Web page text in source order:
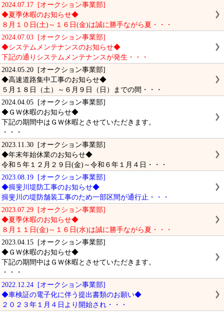
2024.07.17 [オークション事業部]
◆夏季休暇のお知らせ◆
８月１０日(土)～１６日(金)は誠に勝手ながら夏・・・
2024.07.03 [オークション事業部]
◆システムメンテナンスのお知らせ◆
下記の通りシステムメンテナンスが発生・・・
2024.05.20 [オークション事業部]
◆高速道路集中工事のお知らせ◆
５月１８日（土）～６月９日（日）までの間・・・
2024.04.05 [オークション事業部]
◆ＧＷ休暇のお知らせ◆
下記の期間中はＧＷ休暇とさせていただきます。
・・・
2023.11.30 [オークション事業部]
◆年末年始休業のお知らせ◆
令和５年１２月２９日(金)～令和６年１月４日・・・
2023.08.19 [オークション事業部]
◆揖斐川堤防工事のお知らせ◆
揖斐川の堤防舗装工事のため一部区間が通行止・・・
2023.07.29 [オークション事業部]
◆夏季休暇のお知らせ◆
８月１１日(金)～１６日(水)は誠に勝手ながら夏・・・
2023.04.15 [オークション事業部]
◆ＧＷ休暇のお知らせ◆
下記の期間中はＧＷ休暇とさせていただきます。
・・・
2022.12.24 [オークション事業部]
◆車検証の電子化に伴う提出書類のお願い◆
２０２３年１月４日より開始され・・・